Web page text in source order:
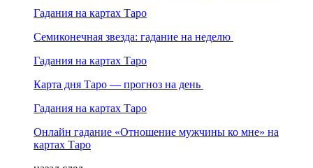
Гадания на картах Таро
Семиконечная звезда: гадание на неделю
Гадания на картах Таро
Карта дня Таро — прогноз на день
Гадания на картах Таро
Онлайн гадание «Отношение мужчины ко мне» на
картах Таро